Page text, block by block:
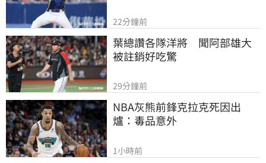
22分鐘前
葉總讚各隊洋將　聞阿部雄大
被註銷好吃驚
29分鐘前
NBA灰熊前鋒克拉克死因出
爐：毒品意外
1小時前